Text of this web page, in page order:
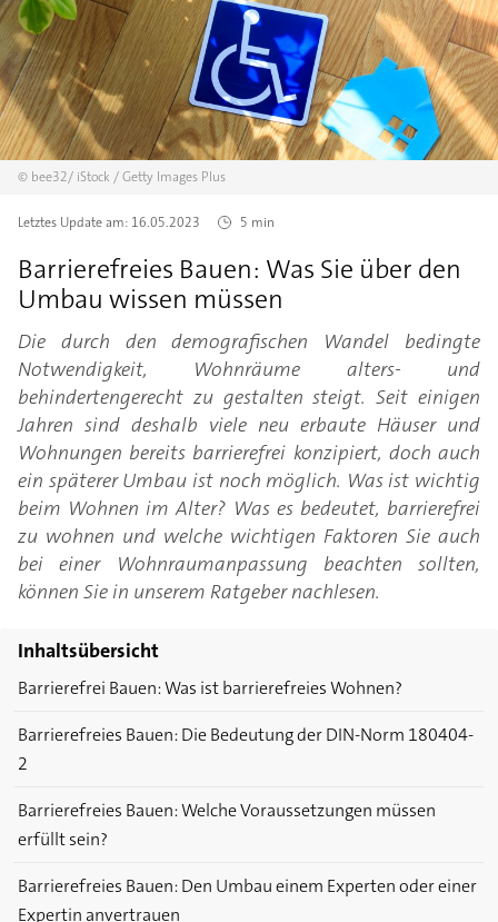
© bee32/ iStock / Getty Images Plus
Letztes Update am: 16.05.2023 5 min
Barrierefreies Bauen: Was Sie über den
Umbau wissen müssen
Die durch den demografischen Wandel bedingte
Notwendigkeit, Wohnräume alters- und
behindertengerecht zu gestalten steigt. Seit einigen
Jahren sind deshalb viele neu erbaute Häuser und
Wohnungen bereits barrierefrei konzipiert, doch auch
ein späterer Umbau ist noch möglich. Was ist wichtig
beim Wohnen im Alter? Was es bedeutet, barrierefrei
zu wohnen und welche wichtigen Faktoren Sie auch
bei einer Wohnraumanpassung beachten sollten,
können Sie in unserem Ratgeber nachlesen.
Inhaltsübersicht
Barrierefrei Bauen: Was ist barrierefreies Wohnen?
Barrierefreies Bauen: Die Bedeutung der DIN-Norm 180404-
2
Barrierefreies Bauen: Welche Voraussetzungen müssen
erfüllt sein?
Barrierefreies Bauen: Den Umbau einem Experten oder einer
Expertin anvertrauen